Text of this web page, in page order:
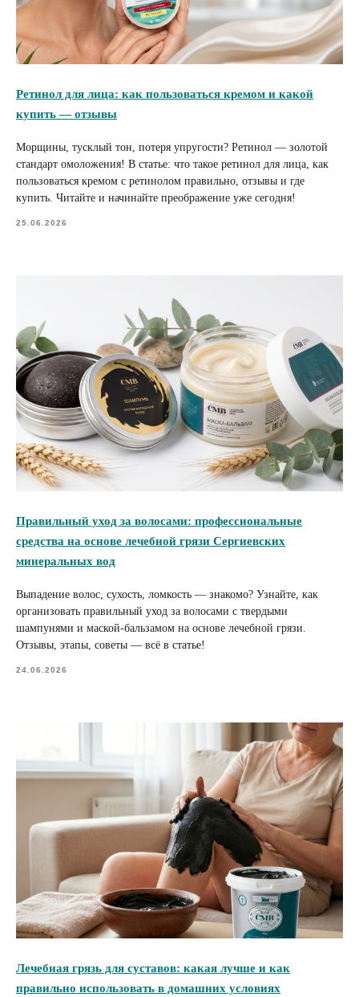
Ретинол для лица: как пользоваться кремом и какой
купить — отзывы
Морщины, тусклый тон, потеря упругости? Ретинол — золотой
стандарт омоложения! В статье: что такое ретинол для лица, как
пользоваться кремом с ретинолом правильно, отзывы и где
купить. Читайте и начинайте преображение уже сегодня!
25.06.2026
Правильный уход за волосами: профессиональные
средства на основе лечебной грязи Сергиевских
минеральных вод
Выпадение волос, сухость, ломкость — знакомо? Узнайте, как
организовать правильный уход за волосами с твердыми
шампунями и маской-бальзамом на основе лечебной грязи.
Отзывы, этапы, советы — всё в статье!
24.06.2026
Лечебная грязь для суставов: какая лучше и как
правильно использовать в домашних условиях